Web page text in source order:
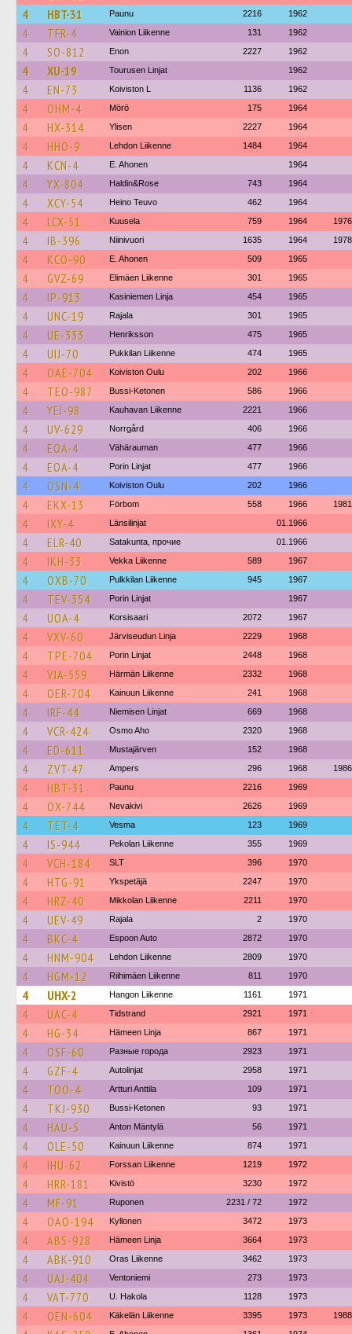
4 HBT-31 Paunu 2216 1962
4 TFR-4 Vainion Liikenne 131 1962
4 SO-812 Enon 2227 1962
4 XU-19 Tourusen Linjat 1962
4 EN-73 Koiviston L 1136 1962
4 OHM-4 Mörö 175 1964
4 HX-314 Ylisen 2227 1964
4 HHO-9 Lehdon Liikenne 1484 1964
4 KCN-4 E. Ahonen 1964
4 YX-804 Haldin&Rose 743 1964
4 XCY-54 Heino Teuvo 462 1964
4 LCX-51 Kuusela 759 1964 1976
4 IB-396 Niinivuori 1635 1964 1978
4 KCO-90 E. Ahonen 509 1965
4 GVZ-69 Elimäen Liikenne 301 1965
4 IP-913 Kasiniemen Linja 454 1965
4 UNC-19 Rajala 301 1965
4 UE-333 Henriksson 475 1965
4 UIJ-70 Pukkilan Liikenne 474 1965
4 OAE-704 Koiviston Oulu 202 1966
4 TEO-987 Bussi-Ketonen 586 1966
4 YEI-98 Kauhavan Liikenne 2221 1966
4 UV-629 Norrgård 406 1966
4 EOA-4 Vähärauman 477 1966
4 EOA-4 Porin Linjat 477 1966
4 OSN-4 Koiviston Oulu 202 1966
4 EKX-13 Förbom 558 1966 1981
4 IXY-4 Länsilinjat 01.1966
4 ELR-40 Satakunta, прочие 01.1966
4 IKH-33 Vekka Liikenne 589 1967
4 OXB-70 Pulkkilan Liikenne 945 1967
4 TEV-354 Porin Linjat 1967
4 UOA-4 Korsisaari 2072 1967
4 VXV-60 Järviseudun Linja 2229 1968
4 TPE-704 Porin Linjat 2448 1968
4 VJA-559 Härmän Liikenne 2332 1968
4 OER-704 Kainuun Liikenne 241 1968
4 IRF-44 Niemisen Linjat 669 1968
4 VCR-424 Osmo Aho 2320 1968
4 ED-611 Mustajärven 152 1968
4 ZVT-47 Ampers 296 1968 1986
4 HBT-31 Paunu 2216 1969
4 OX-744 Nevakivi 2626 1969
4 TET-4 Vesma 123 1969
4 IS-944 Pekolan Liikenne 355 1969
4 VCH-184 SLT 396 1970
4 HTG-91 Ykspetäjä 2247 1970
4 HRZ-40 Mikkolan Liikenne 2211 1970
4 UEV-49 Rajala 2 1970
4 BKC-4 Espoon Auto 2872 1970
4 HNM-904 Lehdon Liikenne 2809 1970
4 HGM-12 Riihimäen Liikenne 811 1970
4 UHX-2 Hangon Liikenne 1161 1971
4 UAC-4 Tidstrand 2921 1971
4 HG-34 Hämeen Linja 867 1971
4 OSF-60 Разные города 2923 1971
4 GZF-4 Autolinjat 2958 1971
4 TOO-4 Artturi Anttila 109 1971
4 TKJ-930 Bussi-Ketonen 93 1971
4 HAU-5 Anton Mäntylä 56 1971
4 OLE-50 Kainuun Liikenne 874 1971
4 IHU-62 Forssan Liikenne 1219 1972
4 HRR-181 Kivistö 3230 1972
4 MF-91 Ruponen 2231 / 72 1972
4 OAO-194 Kyllonen 3472 1973
4 ABS-928 Hämeen Linja 3664 1973
4 ABK-910 Oras Liikenne 3462 1973
4 UAJ-404 Ventoniemi 273 1973
4 VAT-770 U. Hakola 1128 1973
4 OEN-604 Käkelän Liikenne 3395 1973 1988